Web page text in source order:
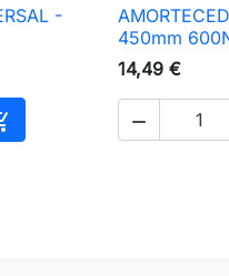
-
ao carrinho

450mm
14,49 €
